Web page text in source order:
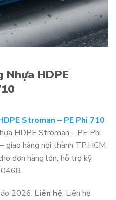
Nhựa HDPE
Stroman – PE Phi 710
HDPE Stroman – PE Phi
hàng nội thành TP.HCM
đơn hàng lớn, hỗ trợ kỹ
2026: Liên hệ. Liên hệ